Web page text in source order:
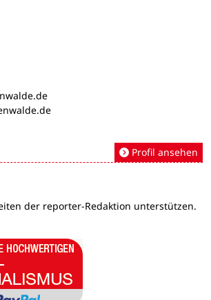
Profil ansehen
der reporter-Redaktion unterstützen.